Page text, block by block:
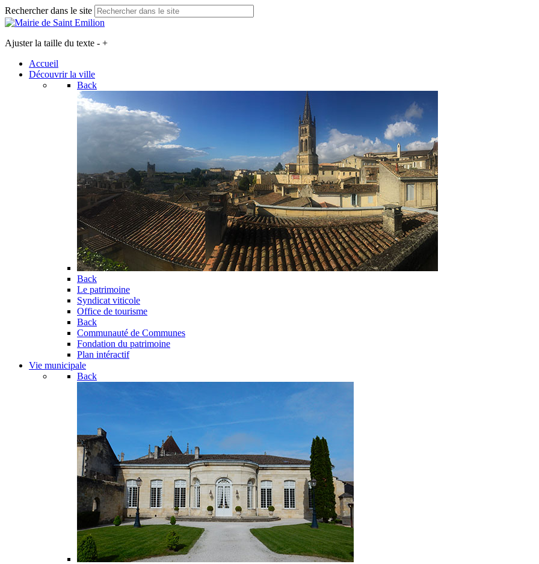
Rechercher dans le site
Ajuster la taille du texte - +
Accueil
Découvrir la ville
Back
Back
Le patrimoine
Syndicat viticole
Office de tourisme
Back
Communauté de Communes
Fondation du patrimoine
Plan intéractif
Vie municipale
Back